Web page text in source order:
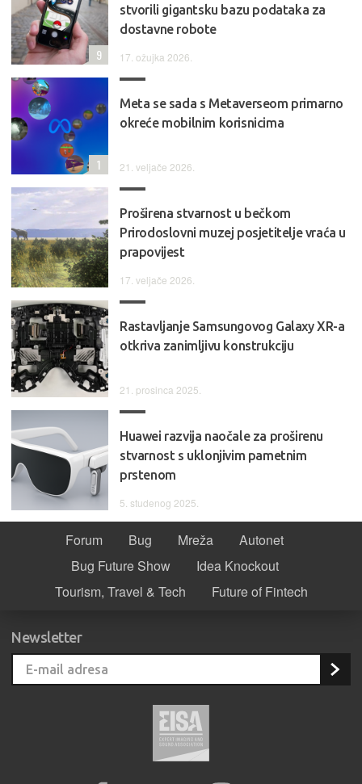
stvorili gigantsku bazu podataka za
dostavne robote
17. ožujka 2026.
9
Meta se sada s Metaverseom primarno
okreće mobilnim korisnicima
21. veljače 2026.
1
Proširena stvarnost u bečkom
Prirodoslovni muzej posjetitelje vraća u
prapovijest
17. veljače 2026.
Rastavljanje Samsungovog Galaxy XR-a
otkriva zanimljivu konstrukciju
21. prosinca 2025.
Huawei razvija naočale za proširenu
stvarnost s uklonjivim pametnim
prstenom
5. studenog 2025.
Forum Bug Mreža
Autonet
Bug Future Show
Idea Knockout
Tourism, Travel & Tech
Future of Fintech
Newsletter